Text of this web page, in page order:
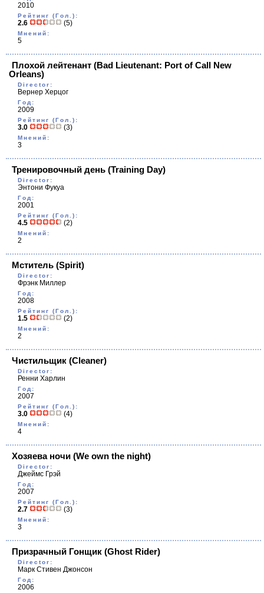
2010
Рейтинг (Гол.):
2.6 (5)
Мнений:
5
Плохой лейтенант (Bad Lieutenant: Port of Call New
Orleans)
Director:
Вернер Херцог
Год:
2009
Рейтинг (Гол.):
3.0 (3)
Мнений:
3
Тренировочный день (Training Day)
Director:
Энтони Фукуа
Год:
2001
Рейтинг (Гол.):
4.5 (2)
Мнений:
2
Мститель (Spirit)
Director:
Фрэнк Миллер
Год:
2008
Рейтинг (Гол.):
1.5 (2)
Мнений:
2
Чистильщик (Cleaner)
Director:
Ренни Харлин
Год:
2007
Рейтинг (Гол.):
3.0 (4)
Мнений:
4
Хозяева ночи (We own the night)
Director:
Джеймс Грэй
Год:
2007
Рейтинг (Гол.):
2.7 (3)
Мнений:
3
Призрачный Гонщик (Ghost Rider)
Director:
Марк Стивен Джонсон
Год:
2006